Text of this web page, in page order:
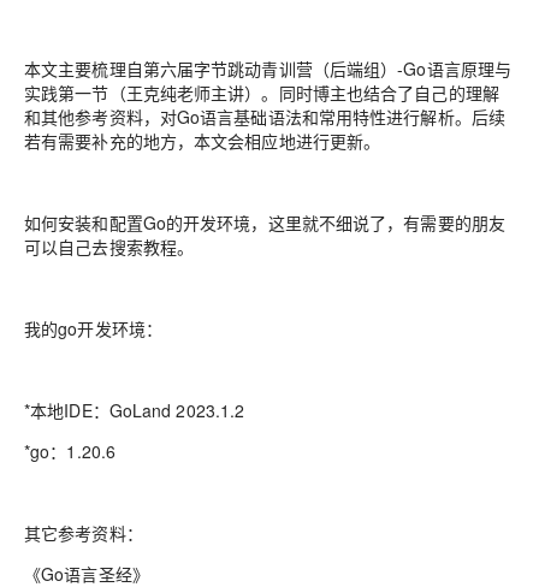
本文主要梳理自第六届字节跳动青训营（后端组）-Go语言原理与
实践第一节（王克纯老师主讲）。同时博主也结合了自己的理解
和其他参考资料，对Go语言基础语法和常用特性进行解析。后续
若有需要补充的地方，本文会相应地进行更新。
如何安装和配置Go的开发环境，这里就不细说了，有需要的朋友
可以自己去搜索教程。
我的go开发环境：
*本地IDE：GoLand 2023.1.2
*go：1.20.6
其它参考资料：
《Go语言圣经》